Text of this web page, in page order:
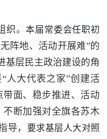
织。本届常委会任职初
阵地、活动开展难”的
基层民主政治建设的角
人大代表之家”创建活
面、稳步推进、活动
不断加强对全旗各苏木
导， 要求基层人大对照